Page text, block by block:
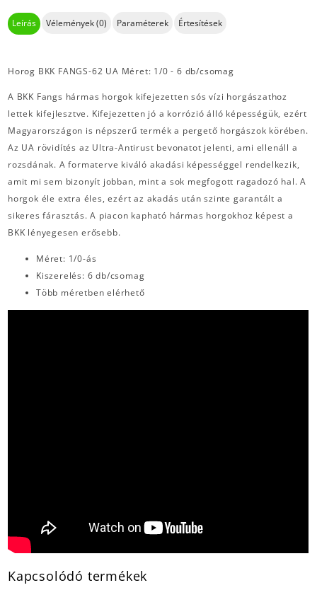
Leírás Vélemények (0) Paraméterek Értesítések
Horog BKK FANGS-62 UA Méret: 1/0 - 6 db/csomag
A BKK Fangs hármas horgok kifejezetten sós vízi horgászathoz
lettek kifejlesztve. Kifejezetten jó a korrózió álló képességük, ezért
Magyarországon is népszerű termék a pergető horgászok körében.
Az UA rövidítés az Ultra-Antirust bevonatot jelenti, ami ellenáll a
rozsdának. A formaterve kiváló akadási képességgel rendelkezik,
amit mi sem bizonyít jobban, mint a sok megfogott ragadozó hal. A
horgok éle extra éles, ezért az akadás után szinte garantált a
sikeres fárasztás. A piacon kapható hármas horgokhoz képest a
BKK lényegesen erősebb.
Méret: 1/0-ás
Kiszerelés: 6 db/csomag
Több méretben elérhető
Kapcsolódó termékek